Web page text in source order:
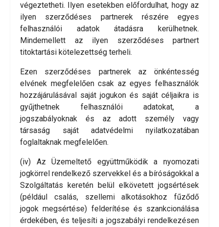
végeztetheti. Ilyen esetekben előfordulhat, hogy az
ilyen szerződéses partnerek részére egyes
felhasználói adatok átadásra kerülhetnek.
Mindemellett az ilyen szerződéses partnert
titoktartási kötelezettség terheli.
Ezen szerződéses partnerek az önkéntesség
elvének megfelelően csak az egyes felhasználók
hozzájárulásával saját jogukon és saját céljaikra is
gyűjthetnek felhasználói adatokat, a
jogszabályoknak és az adott személy vagy
társaság saját adatvédelmi nyilatkozatában
foglaltaknak megfelelően.
(iv) Az Üzemeltető együttműködik a nyomozati
jogkörrel rendelkező szervekkel és a bíróságokkal a
Szolgáltatás keretén belül elkövetett jogsértések
(például csalás, szellemi alkotásokhoz fűződő
jogok megsértése) felderítése és szankcionálása
érdekében, és teljesíti a jogszabályi rendelkezésen